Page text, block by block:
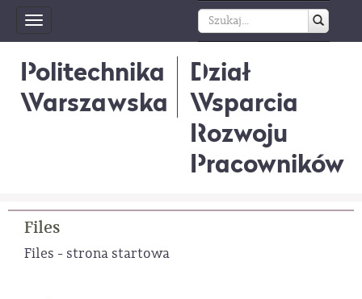
Toggle
navigation
Politechnika
Warszawska
Dział
Wsparcia
Rozwoju
Pracowników
Files
Files - strona startowa